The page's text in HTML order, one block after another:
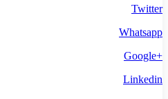
Twitter
Whatsapp
+Google
Linkedin